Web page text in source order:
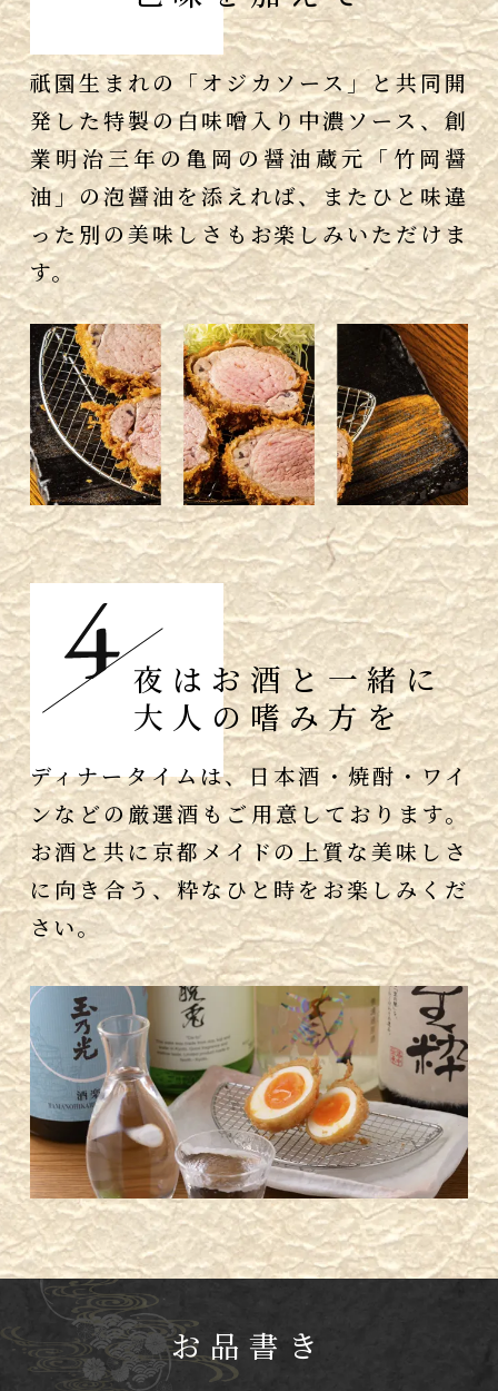
祇園生まれの「オジカソース」と共同開
発した特製の白味噌入り中濃ソース、創
業明治三年の亀岡の醤油蔵元「竹岡醤
油」の泡醤油を添えれば、またひと味違
った別の美味しさもお楽しみいただけま
す。
夜はお酒と一緒に
大人の嗜み方を
ディナータイムは、日本酒・焼酎・ワイ
ンなどの厳選酒もご用意しております。
お酒と共に京都メイドの上質な美味しさ
に向き合う、粋なひと時をお楽しみくだ
さい。
お品書き